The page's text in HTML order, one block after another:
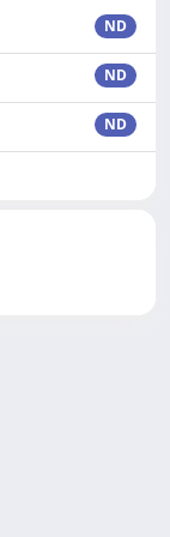
ND
ND
ND